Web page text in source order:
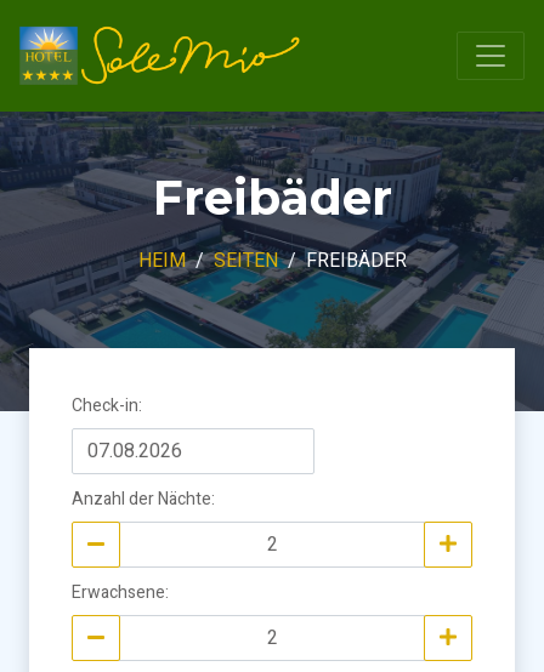
Freibäder
HEIM SEITEN FREIBÄDER
Check-in:
Anzahl der Nächte:
Erwachsene: